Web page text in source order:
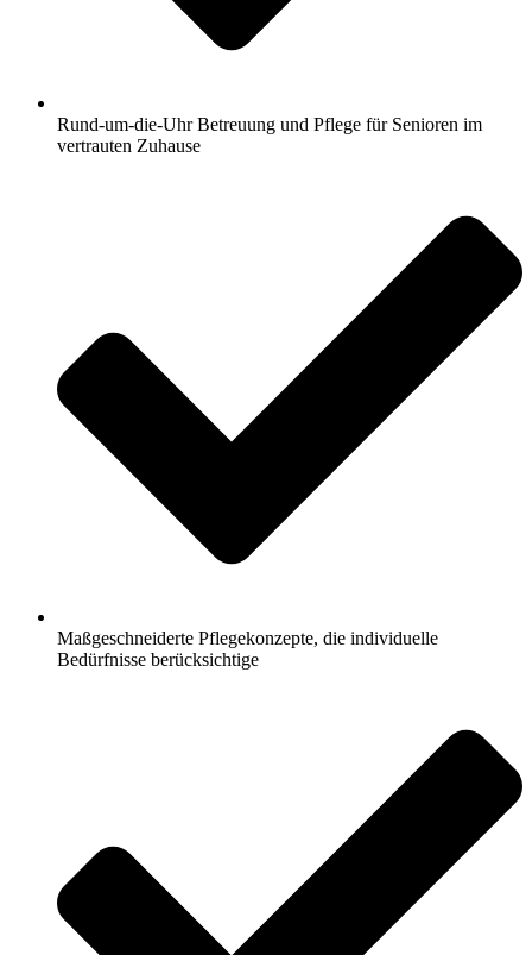
Rund-um-die-Uhr Betreuung und Pflege für Senioren im
vertrauten Zuhause
Maßgeschneiderte Pflegekonzepte, die individuelle
Bedürfnisse berücksichtige